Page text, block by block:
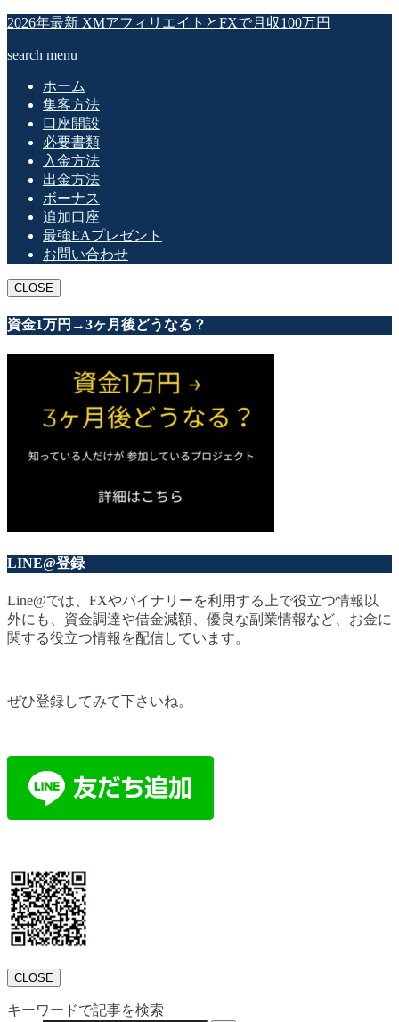
2026年最新 XMアフィリエイトとFXで月収100万円
search menu
ホーム
集客方法
口座開設
必要書類
入金方法
出金方法
ボーナス
追加口座
最強EAプレゼント
お問い合わせ
CLOSE
資金1万円→3ヶ月後どうなる？
LINE@登録
Line@では、FXやバイナリーを利用する上で役立つ情報以
外にも、資金調達や借金減額、優良な副業情報など、お金に
関する役立つ情報を配信しています。
ぜひ登録してみて下さいね。
CLOSE
キーワードで記事を検索